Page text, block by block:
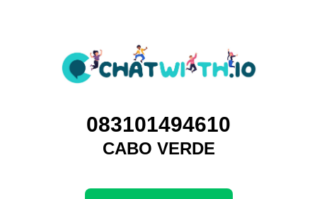
083101494610
CABO VERDE